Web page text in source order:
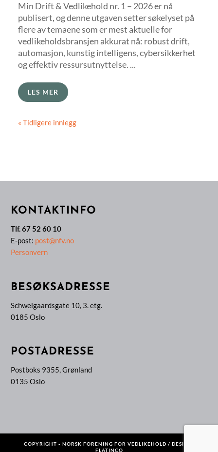
Min Drift & Vedlikehold nr. 1 – 2026 er nå
publisert, og denne utgaven setter søkelyset på
flere av temaene som er mest aktuelle for
vedlikeholdsbransjen akkurat nå: robust drift,
automasjon, kunstig intelligens, cybersikkerhet
og effektiv ressursutnyttelse. ...
LES MER
« Tidligere innlegg
KONTAKTINFO
Tlf. 67 52 60 10
E-post: post@nfv.no
Personvern
BESØKSADRESSE
Schweigaardsgate 10, 3. etg.
0185 Oslo
POSTADRESSE
Postboks 9355, Grønland
0135 Oslo
COPYRIGHT - NORSK FORENING FOR VEDLIKEHOLD / DESIGN:
FLATINCO